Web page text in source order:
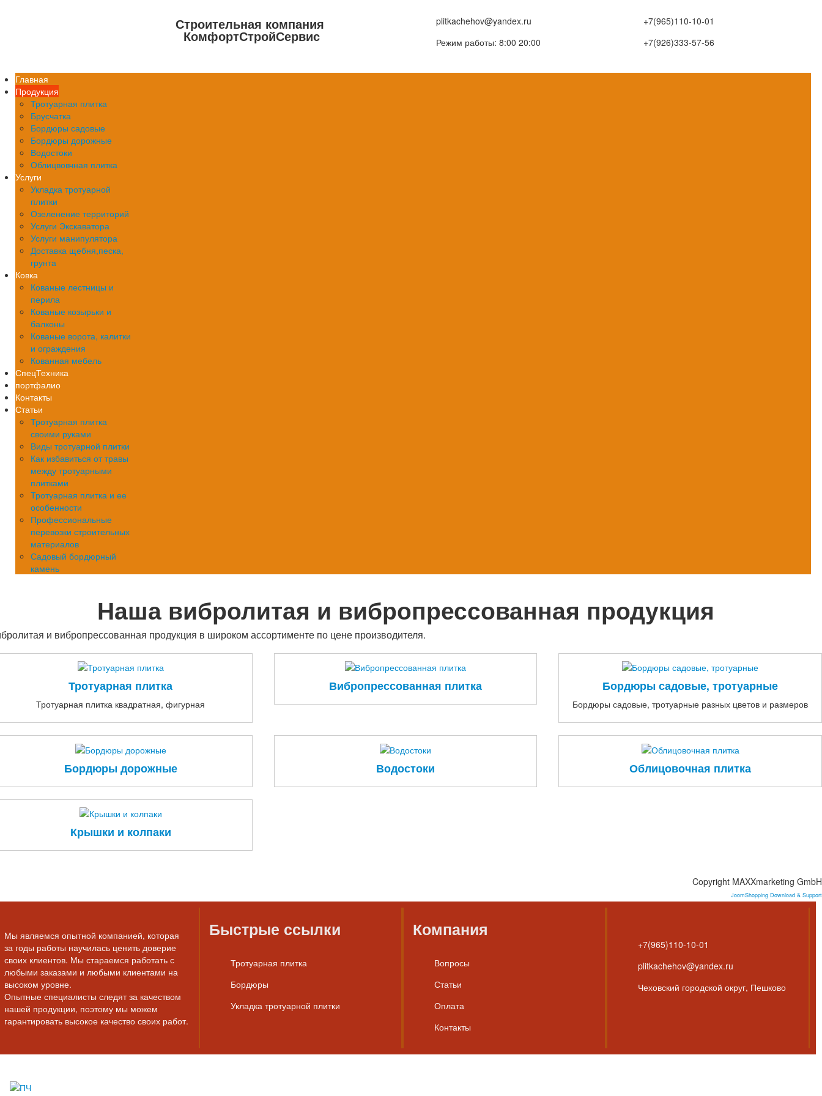
Строительная компания
КомфортСтройСервис
plitkachehov@yandex.ru
Режим работы: 8:00 20:00
+7(965)110-10-01
+7(926)333-57-56
Главная
Продукция
Тротуарная плитка
Брусчатка
Бордюры садовые
Бордюры дорожные
Водостоки
Облицвовчная плитка
Услуги
Укладка тротуарной
плитки
Озеленение территорий
Услуги Экскаватора
Услуги манипулятора
Доставка щебня,песка,
грунта
Ковка
Кованые лестницы и
перила
Кованые козырьки и
балконы
Кованые ворота, калитки
и ограждения
Кованная мебель
СпецТехника
портфалио
Контакты
Статьи
Тротуарная плитка
своими руками
Виды тротуарной плитки
Как избавиться от травы
между тротуарными
плитками
Тротуарная плитка и ее
особенности
Профессиональные
перевозки строительных
материалов
Садовый бордюрный
камень
Наша вибролитая и вибропрессованная продукция
и вибропрессованная продукция в широком ассортименте по цене производителя.
Тротуарная плитка
Тротуарная плитка квадратная, фигурная
Вибропрессованная плитка Бордюры садовые, тротуарные
Бордюры садовые, тротуарные разных цветов и размеров
Бордюры дорожные Водостоки Облицовочная плитка
Крышки и колпаки
Copyright MAXXmarketing GmbH
JoomShopping Download & Support
Мы являемся опытной компанией, которая
за годы работы научилась ценить доверие
своих клиентов. Мы стараемся работать с
любыми заказами и любыми клиентами на
высоком уровне.
Опытные специалисты следят за качеством
нашей продукции, поэтому мы можем
гарантировать высокое качество своих работ.
Быстрые ссылки
Тротуарная плитка
Бордюры
Укладка тротуарной плитки
Компания
Вопросы
Статьи
Оплата
Контакты
+7(965)110-10-01
plitkachehov@yandex.ru
Чеховский городской округ, Пешково